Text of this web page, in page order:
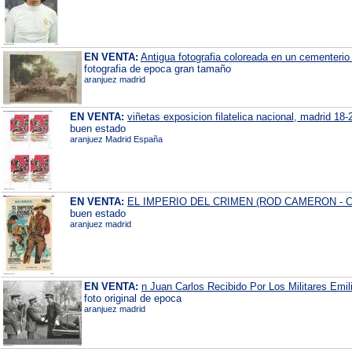
EN VENTA: Antigua fotografia coloreada en un cementerio
fotografia de epoca gran tamaño
aranjuez madrid
EN VENTA: viñetas exposicion filatelica nacional, madrid
buen estado
aranjuez Madrid España
EN VENTA: EL IMPERIO DEL CRIMEN (ROD CAMERON -
buen estado
aranjuez madrid
EN VENTA: n Juan Carlos Recibido Por Los Militares
foto original de epoca
aranjuez madrid